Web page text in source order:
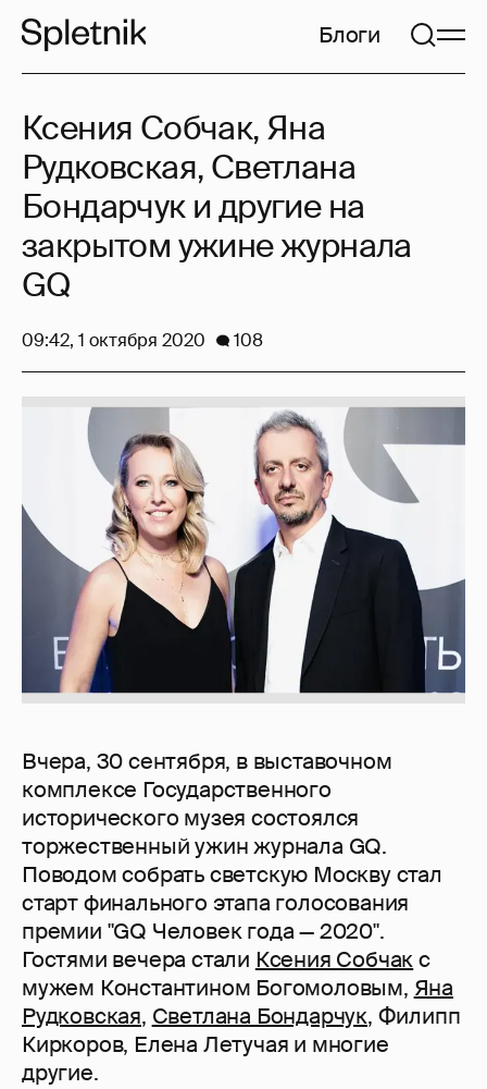
Блоги
Вчера, 30 сентября, в выставочном
комплексе Государственного
исторического музея состоялся
торжественный ужин журнала GQ.
Поводом собрать светскую Москву стал
старт финального этапа голосования
премии "GQ Человек года — 2020".
Гостями вечера стали Ксения Собчакс
мужем Константином Богомоловым, Яна
Рудковская, Светлана Бондарчук, Филипп
Киркоров, Елена Летучая и многие
другие.
Ксения Собчак, Яна
Рудковская, Светлана
Бондарчук и другие на
закрытом ужине журнала
GQ
09:42, 1 октября 2020 108